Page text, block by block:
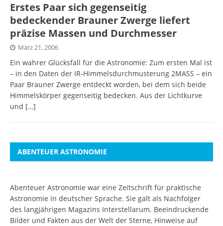
Erstes Paar sich gegenseitig
bedeckender Brauner Zwerge liefert
präzise Massen und Durchmesser
März 21, 2006
Ein wahrer Glücksfall für die Astronomie: Zum ersten Mal ist
– in den Daten der IR-Himmelsdurchmusterung 2MASS – ein
Paar Brauner Zwerge entdeckt worden, bei dem sich beide
Himmelskörper gegenseitig bedecken. Aus der Lichtkurve
und […]
ABENTEUER ASTRONOMIE
Abenteuer Astronomie war eine Zeitschrift für praktische
Astronomie in deutscher Sprache. Sie galt als Nachfolger
des langjährigen Magazins Interstellarum. Beeindruckende
Bilder und Fakten aus der Welt der Sterne, Hinweise auf